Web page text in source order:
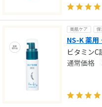
美肌ケア 保
NS-K 薬
ビタミン